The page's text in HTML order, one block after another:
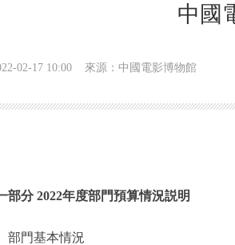
中國
02-17 10:00 來源：中國電影博物館
部分 2022年度部門預算情況説明
門基本情況